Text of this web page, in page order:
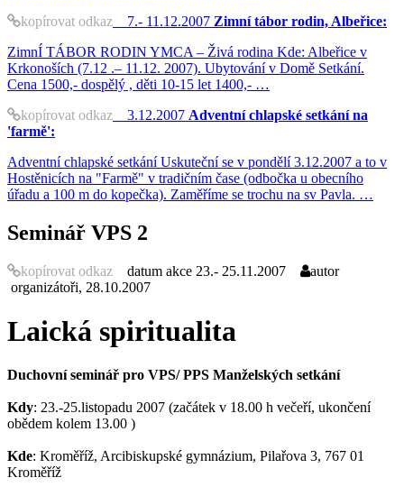
kopírovat odkaz 7.- 11.12.2007 Zimní tábor rodin, Albeřice:
ZimnÍ TÁBOR RODIN YMCA – Živá rodina Kde: Albeřice v
Krkonoších (7.12 .– 11.12. 2007). Ubytování v Domě Setkání.
Cena 1500,- dospělý , děti 10-15 let 1400,- …
kopírovat odkaz 3.12.2007 Adventní chlapské setkání na
'farmě':
Adventní chlapské setkání Uskuteční se v pondělí 3.12.2007 a to v
Hostěnicích na "Farmě" v tradičním čase (odbočka u obecního
úřadu a 100 m do kopečka). Zaměříme se trochu na sv Pavla. …
Seminář VPS 2
kopírovat odkaz datum akce 23.- 25.11.2007 autor
organizátoři, 28.10.2007
Laická spiritualita
Duchovní seminář pro VPS/ PPS Manželských setkání
Kdy: 23.-25.listopadu 2007 (začátek v 18.00 h večeří, ukončení
obědem kolem 13.00 )
Kde: Kroměříž, Arcibiskupské gymnázium, Pilařova 3, 767 01
Kroměříž